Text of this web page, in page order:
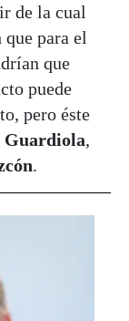
de la cual
para el
que
puede
pero éste
,
.